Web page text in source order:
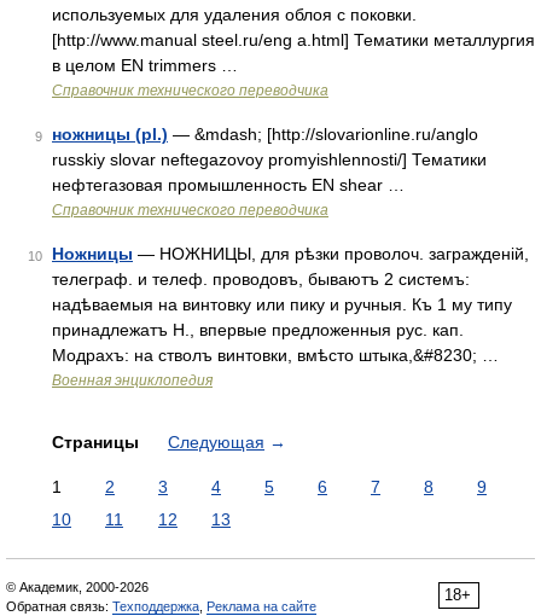
используемых для удаления облоя с поковки.
[http://www.manual steel.ru/eng a.html] Тематики металлургия
в целом EN trimmers …
Справочник технического переводчика
9 ножницы (pl.) — &mdash; [http://slovarionline.ru/anglo
russkiy slovar neftegazovoy promyishlennosti/] Тематики
нефтегазовая промышленность EN shear …
Справочник технического переводчика
10 Ножницы — НОЖНИЦЫ, для рѣзки проволоч. загражденій,
телеграф. и телеф. проводовъ, бываютъ 2 системъ:
надѣваемыя на винтовку или пику и ручныя. Къ 1 му типу
принадлежатъ Н., впервые предложенныя рус. кап.
Модрахъ: на стволъ винтовки, вмѣсто штыка,&#8230; …
Военная энциклопедия
Страницы Следующая →
1 2 3 4 5 6 7 8
9
10
11 12 13
18+
© Академик, 2000-2026
Обратная связь: Техподдержка Реклама на сайте